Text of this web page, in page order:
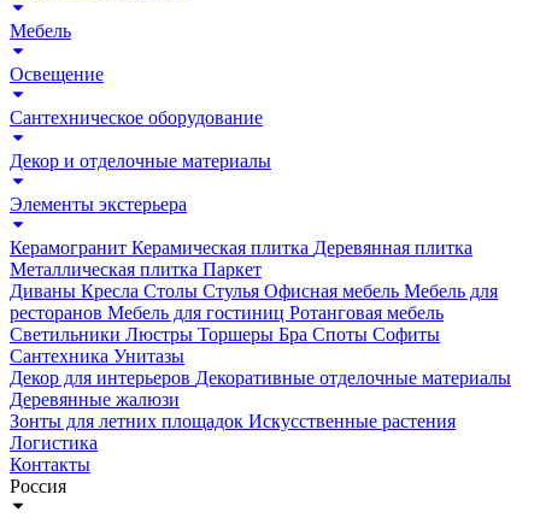
Мебель
Освещение
Сантехническое оборудование
Декор и отделочные материалы
Элементы экстерьера
Керамогранит Керамическая плитка Деревянная плитка
Металлическая плитка Паркет
Диваны Кресла Столы Стулья Офисная мебель Мебель для
ресторанов Мебель для гостиниц Ротанговая мебель
Светильники Люстры Торшеры Бра Споты Софиты
Сантехника Унитазы
Декор для интерьеров Декоративные отделочные материалы
Деревянные жалюзи
Зонты для летних площадок Искусственные растения
Логистика
Контакты
Россия